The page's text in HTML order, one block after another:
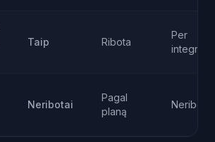
Taip Ribota
Per
Neribotai
Pagal
planą
Neribotai